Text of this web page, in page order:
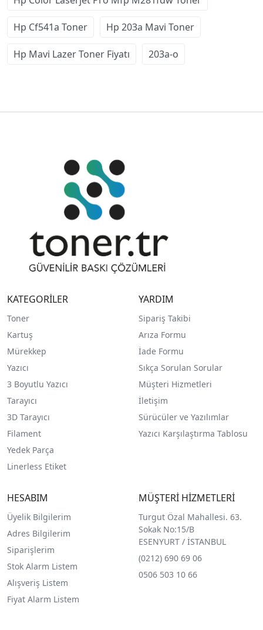
Hp Cf541a Toner Hp 203a Mavi Toner
Hp Mavi Lazer Toner Fiyatı 203a-o
KATEGORİLER
Toner
Kartuş
Mürekkep
Yazıcı
3 Boyutlu Yazıcı
Tarayıcı
3D Tarayıcı
Filament
Yedek Parça
Linerless Etiket
YARDIM
Sipariş Takibi
Arıza Formu
İade Formu
Sıkça Sorulan Sorular
Müşteri Hizmetleri
İletişim
Sürücüler ve Yazılımlar
Yazıcı Karşılaştırma Tablosu
HESABIM
Üyelik Bilgilerim
Adres Bilgilerim
Siparişlerim
Stok Alarm Listem
Alışveriş Listem
Fiyat Alarm Listem
MÜŞTERİ HİZMETLERİ
Turgut Özal Mahallesi. 63.
Sokak No:15/B
ESENYURT / İSTANBUL
(0212) 690 69 06
0506 503 10 66